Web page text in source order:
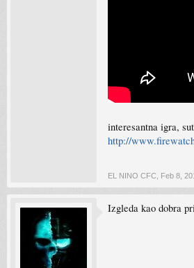
interesantna igra,
http://
EL NINO CFC
Feb 8,
Izgleda kao dobra